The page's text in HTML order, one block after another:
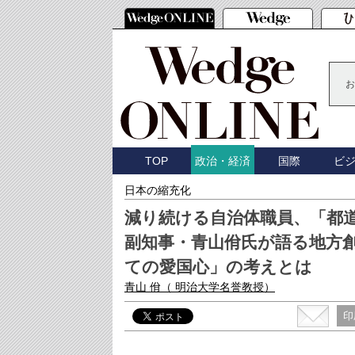
TOP 政治・経済 国際 ビ
日本の縮充化
減り続ける自治体職員、「都
副知事・青山佾氏が語る地方
ての愛国心」の考えとは
青山 佾 （ 明治大学名誉教授）